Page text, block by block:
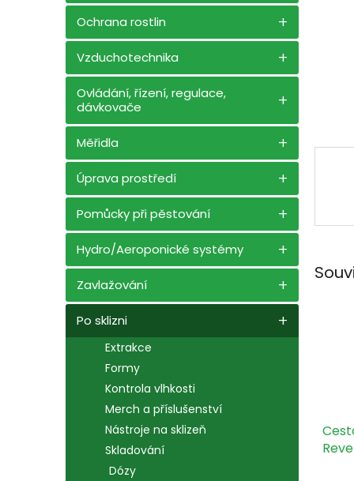
l
Ochrana rostlin
Vzduchotechnika
Ovládání, řízení, regulace,
dávkovače
Měřidla
Úprava prostředí
Pomůcky při pěstování
Hydro/Aeroponické systémy
Zavlažování
Po sklizni
Extrakce
Formy
Kontrola vlhkosti
Merch a příslušenství
Nástroje na sklizeň
Skladování
Dózy